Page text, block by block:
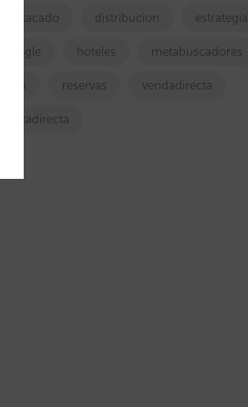
destacado distribucion estrategia
google hoteles metabuscadores
OTA reservas vendadirecta
ventadirecta